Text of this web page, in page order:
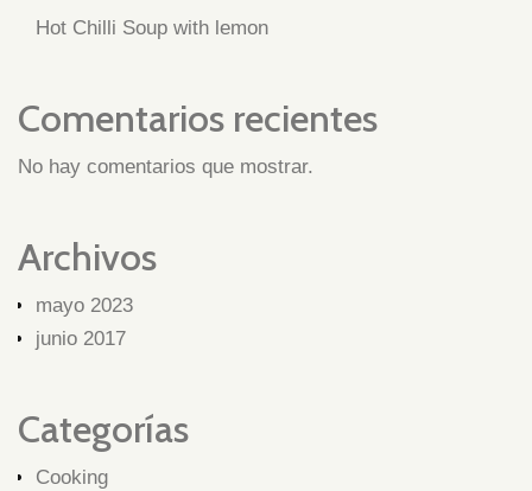
Hot Chilli Soup with lemon
Comentarios recientes
No hay comentarios que mostrar.
Archivos
mayo 2023
junio 2017
Categorías
Cooking